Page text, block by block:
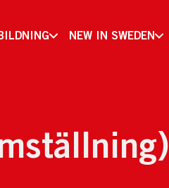
NEW IN SWEDEN